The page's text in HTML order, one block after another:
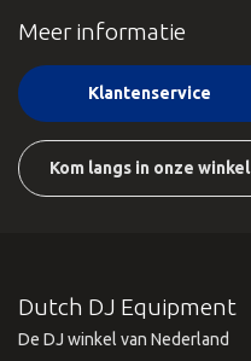
Meer informatie
Klantenservice
Kom langs in onze winkel
Dutch DJ Equipment
De DJ winkel van Nederland